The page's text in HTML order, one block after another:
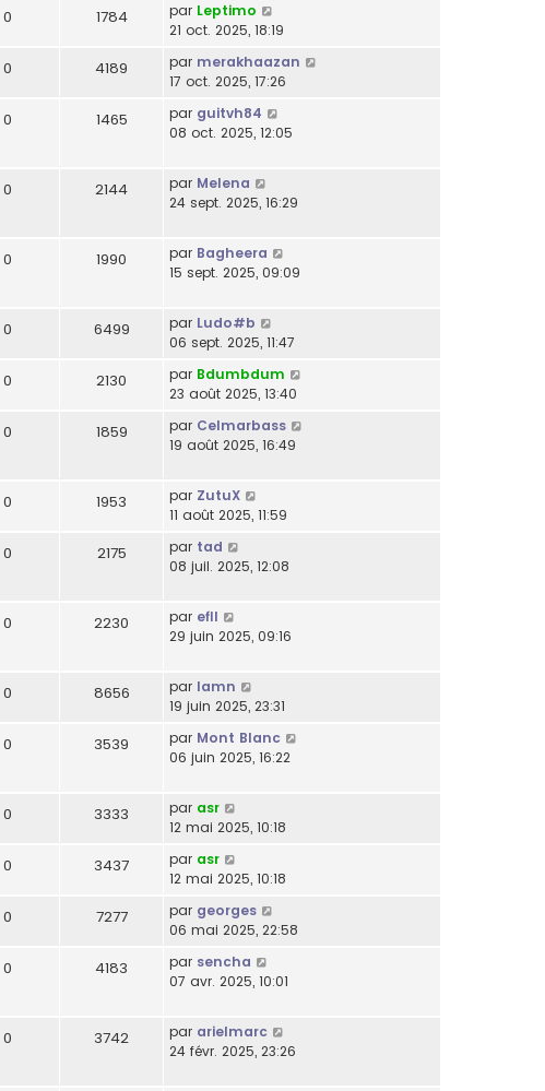
0 1784 par Leptimo
21 oct. 2025, 18:19
0 4189 par merakhaazan
17 oct. 2025, 17:26
0 1465 par guitvh84
08 oct. 2025, 12:05
0 2144 par Melena
24 sept. 2025, 16:29
0 1990 par Bagheera
15 sept. 2025, 09:09
0 6499 par Ludo#b
06 sept. 2025, 11:47
0 2130 par Bdumbdum
23 août 2025, 13:40
0 1859 par Celmarbass
19 août 2025, 16:49
0 1953 par ZutuX
11 août 2025, 11:59
0 2175 par tad
08 juil. 2025, 12:08
0 2230 par efll
29 juin 2025, 09:16
0 8656 par lamn
19 juin 2025, 23:31
0 3539 par Mont Blanc
06 juin 2025, 16:22
0 3333 par asr
12 mai 2025, 10:18
0 3437 par asr
12 mai 2025, 10:18
0 7277 par georges
06 mai 2025, 22:58
0 4183 par sencha
07 avr. 2025, 10:01
0 3742 par arielmarc
24 févr. 2025, 23:26